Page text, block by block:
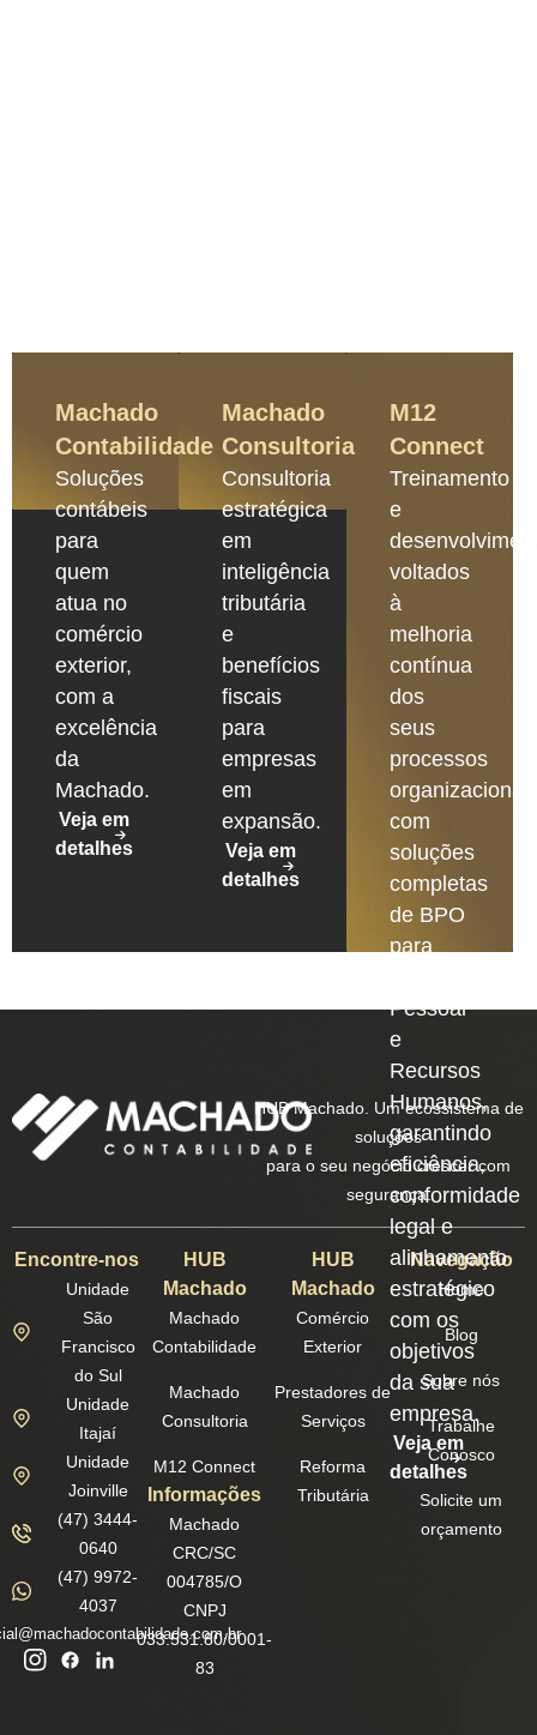
Machado
Contabilidade
Soluções
contábeis
para
quem
atua no
comércio
exterior,
com a
excelência
da
Machado.
Veja em
detalhes
Machado
Consultoria
Consultoria
estratégica
em
inteligência
tributária
e
benefícios
fiscais
para
empresas
em
expansão.
Veja em
detalhes
M12
Connect
Treinamento
e
voltados
à
melhoria
contínua
dos
seus
processos
com
soluções
completas
de BPO
para
Pessoal
e
Recursos
Humanos,
garantindo
eficiência,
conformidade
legal e
alinhamento
estratégico
com os
objetivos
da sua
empresa.
Veja em
detalhes
HUB Machado. Um ecossistema de
soluções
para o seu negócio crescer com
segurança.
Encontre-nos
Unidade
São
Francisco
do Sul
Unidade
Itajaí
Unidade
Joinville
(47) 3444-
0640
(47) 9972-
4037
HUB
Machado
Machado
Contabilidade
Machado
Consultoria
M12 Connect
Informações
Machado
CRC/SC
004785/O
CNPJ
033.531.80/0001-
83
HUB
Machado
Comércio
Exterior
Prestadores de
Serviços
Reforma
Tributária
Navegação
Home
Blog
Sobre nós
Trabalhe
Conosco
Solicite um
orçamento